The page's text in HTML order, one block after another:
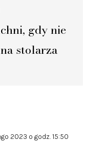
gdy nie
stolarza
2023 o godz. 15:50